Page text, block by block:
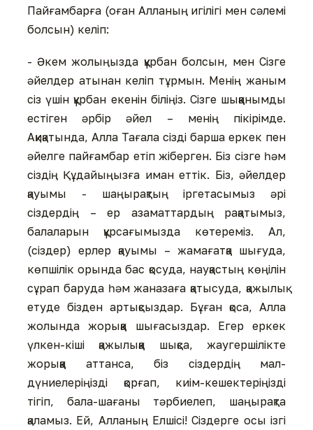
Пайғамбарға (оған Алланың игілігі мен сәлемі
болсын) келіп:
- Әкем жолыңызда құрбан болсын, мен Сізге
әйелдер атынан келіп тұрмын. Менің жаным
сіз үшін құрбан екенін біліңіз. Сізге шыққанымды
естіген әрбір әйел – менің пікірімде.
Ақиқатында, Алла Тағала сізді барша еркек пен
әйелге пайғамбар етіп жіберген. Біз сізге һәм
сіздің Құдайыңызға иман еттік. Біз, әйелдер
қауымы - шаңырақтың іргетасымыз әрі
сіздердің – ер азаматтардың рақатымыз,
балаларын құрсағымызда көтереміз. Ал,
(сіздер) ерлер қауымы – жамағатқа шығуда,
көпшілік орында бас қосуда, науқастың көңілін
сұрап баруда һәм жаназаға қатысуда, қажылық
етуде бізден артықсыздар. Бұған қоса, Алла
жолында жорыққа шығасыздар. Егер еркек
үлкен-кіші қажылыққа шықса, жаугершілікте
жорыққа аттанса, біз сіздердің мал-
дүниелеріңізді қорғап, киім-кешектеріңізді
тігіп, бала-шағаны тәрбиелеп, шаңырақта
қаламыз. Ей, Алланың Елшісі! Сіздерге осы ізгі